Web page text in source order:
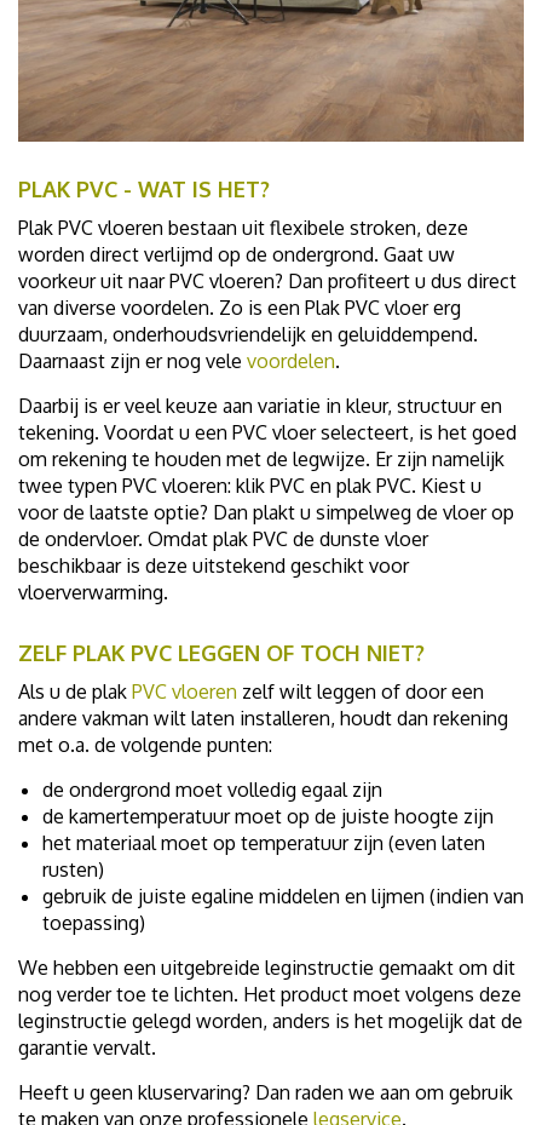
PLAK PVC - WAT IS HET?
Plak PVC vloeren bestaan uit flexibele stroken, deze
worden direct verlijmd op de ondergrond. Gaat uw
voorkeur uit naar PVC vloeren? Dan profiteert u dus direct
van diverse voordelen. Zo is een Plak PVC vloer erg
duurzaam, onderhoudsvriendelijk en geluiddempend.
Daarnaast zijn er nog vele voordelen.
Daarbij is er veel keuze aan variatie in kleur, structuur en
tekening. Voordat u een PVC vloer selecteert, is het goed
om rekening te houden met de legwijze. Er zijn namelijk
twee typen PVC vloeren: klik PVC en plak PVC. Kiest u
voor de laatste optie? Dan plakt u simpelweg de vloer op
de ondervloer. Omdat plak PVC de dunste vloer
beschikbaar is deze uitstekend geschikt voor
vloerverwarming.
ZELF PLAK PVC LEGGEN OF TOCH NIET?
Als u de plak PVC vloeren zelf wilt leggen of door een
andere vakman wilt laten installeren, houdt dan rekening
met o.a. de volgende punten:
de ondergrond moet volledig egaal zijn
de kamertemperatuur moet op de juiste hoogte zijn
het materiaal moet op temperatuur zijn (even laten
rusten)
gebruik de juiste egaline middelen en lijmen (indien van
toepassing)
We hebben een uitgebreide leginstructie gemaakt om dit
nog verder toe te lichten. Het product moet volgens deze
leginstructie gelegd worden, anders is het mogelijk dat de
garantie vervalt.
Heeft u geen kluservaring? Dan raden we aan om gebruik
te maken van onze professionele legservice.